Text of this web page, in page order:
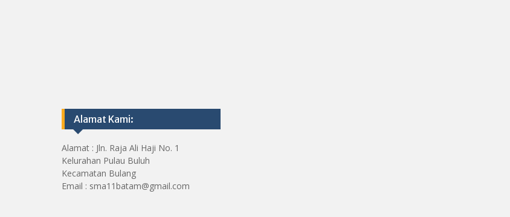
Alamat Kami:
Alamat : Jln. Raja Ali Haji No. 1
Kelurahan Pulau Buluh
Kecamatan Bulang
Email : sma11batam@gmail.com